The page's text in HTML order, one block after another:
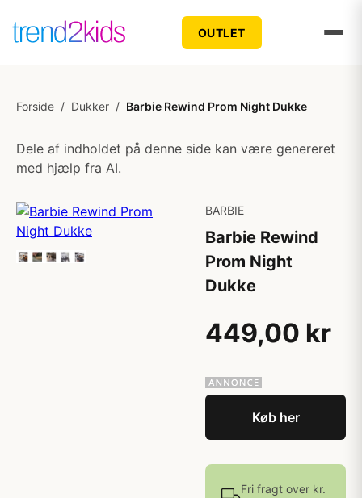
OUTLET
Forside / Dukker / Barbie Rewind Prom Night Dukke
Dele af indholdet på denne side kan være genereret
med hjælp fra AI.
BARBIE
Barbie Rewind
Prom Night
Dukke
449,00 kr
Køb her
Fri fragt over kr.